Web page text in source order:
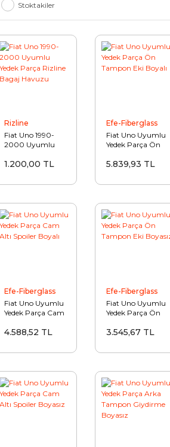
Stoktakiler
Rizline
Fiat Uno 1990-
2000 Uyumlu
Rizline Bagaj
1.200,00 TL
Efe-Fiberglass
Fiat Uno Uyumlu
Yedek Parça Ön
Boyalı
5.839,93 TL
Efe-Fiberglass
Fiat Uno Uyumlu
Yedek Parça Cam
4.588,52 TL
Efe-Fiberglass
Fiat Uno Uyumlu
Yedek Parça Ön
Boyasız
3.545,67 TL